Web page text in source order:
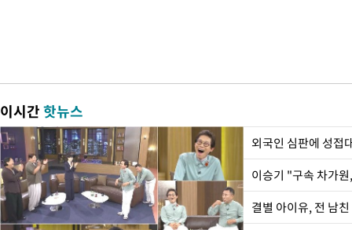
이시간핫뉴스
외국인 심판에 성
이승기 "구속 차가
결별 아이유, 전 남